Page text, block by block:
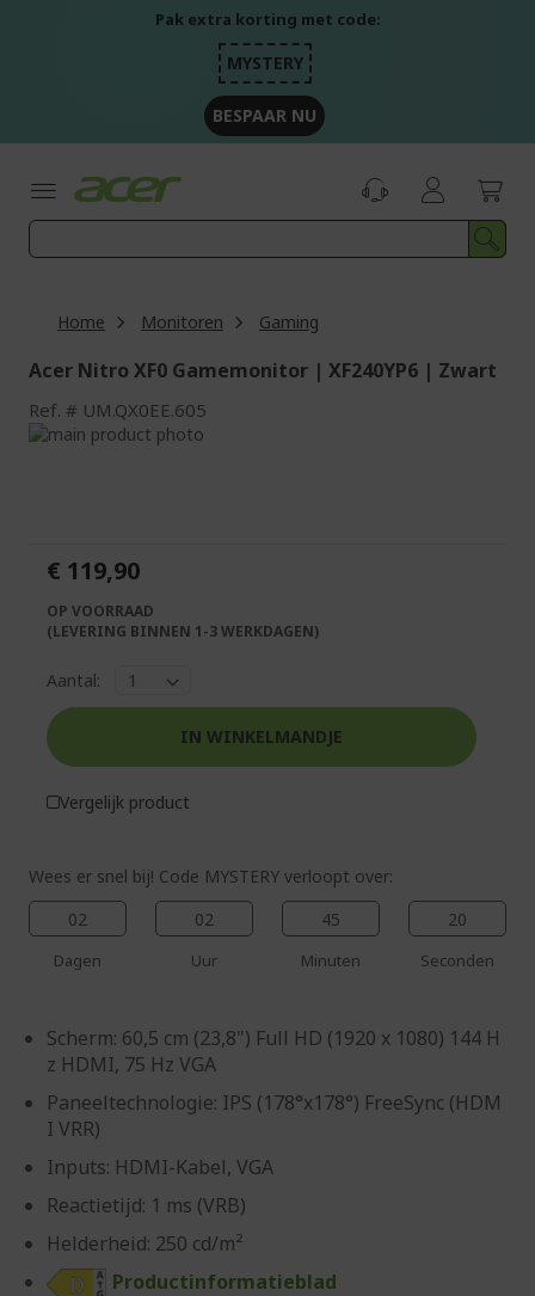
Pak extra korting met code:
MYSTERY
BESPAAR NU
Home Monitoren Gaming
Acer Nitro XF0 Gamemonitor | XF240YP6 | Zwart
Ref. UM.QX0EE.605
Ga
afbeeldingen-
gallerij
afbeeldingen-
gallerij
Wees er snel bij! Code MYSTERY verloopt over:
02
Dagen
02
Uur
45
Minuten
19
Seconden
Scherm: 60,5 cm (23,8") Full HD (1920 x 1080) 144 H
z HDMI, 75 Hz VGA
Paneeltechnologie: IPS (178°x178°) FreeSync (HDM
I VRR)
Inputs: HDMI-Kabel, VGA
Reactietijd: 1 ms (VRB)
Helderheid: 250 cd/m²
Productinformatieblad
€ 119,90
OP VOORRAAD
(LEVERING BINNEN 1-3 WERKDAGEN)
Aantal:
IN WINKELMANDJE
Vergelijk product